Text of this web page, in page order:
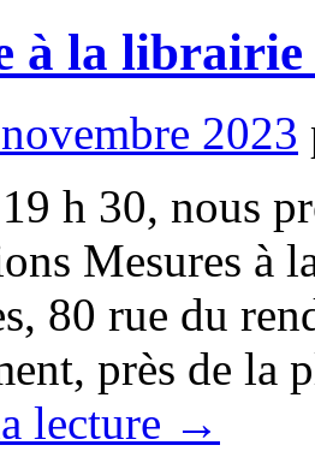
à la librairie
2023
h 30, nous
Mesures à
80 rue du
près de
lecture →